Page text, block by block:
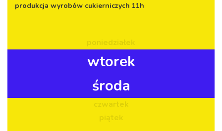
produkcja wyrobów cukierniczych 11h
poniedziałek
wtorek
środa
czwartek
piątek